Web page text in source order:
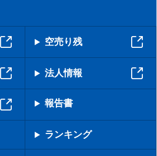
空売り残
法人情報
報告書
ランキング